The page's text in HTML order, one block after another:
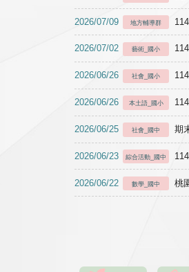
2026/07/09 地方輔導群
2026/07/02 藝術_國小
2026/06/26 社會_國小
2026/06/26 本土語_國小
2026/06/25 社會_國中 期
2026/06/23 綜合活動_國中
2026/06/22 數學_國中 桃